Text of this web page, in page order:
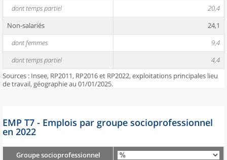
dont temps partiel
20,4
Non-salariés
24,1
dont femmes
9,4
dont temps partiel
4,4
Sources : Insee, RP2011, RP2016 et RP2022, exploitations principales lieu
de travail, géographie au 01/01/2025.
EMP T7 - Emplois par groupe socioprofessionnel
en 2022
Groupe socioprofessionnel